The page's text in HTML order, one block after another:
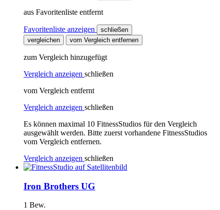
aus Favoritenliste entfernt
Favoritenliste anzeigen
schließen
vergleichen
vom Vergleich entfernen
zum Vergleich hinzugefügt
Vergleich anzeigen schließen
vom Vergleich entfernt
Vergleich anzeigen schließen
Es können maximal 10 FitnessStudios für den Vergleich
ausgewählt werden. Bitte zuerst vorhandene FitnessStudios
vom Vergleich entfernen.
Vergleich anzeigen schließen
Iron Brothers UG
1 Bew.